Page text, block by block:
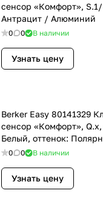
сенсор «Комфорт»,
Антрацит / Алюминий
0 0 В наличии
Узнать цену
Berker Easy 80141329
сенсор «Комфорт», Q.x,
Белый, оттенок:
0 0 В наличии
Узнать цену